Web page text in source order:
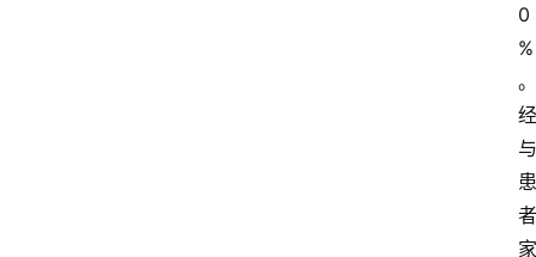
0
%
。
经
与
患
者
家